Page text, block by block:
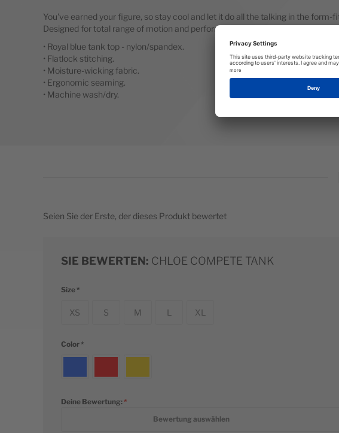
You've earned your figure, so stay cool and let it do all the talking in the
Designed for total range of motion and performance, the Nona is made with
• Royal blue tank top - nylon/spandex.
• Flatlock stitching.
• Moisture-wicking fabric.
• Ergonomic seaming.
• Machine wash/dry.
Seien Sie der Erste, der dieses Produkt bewertet
SIE BEWERTEN: CHLOE COMPETE TANK
Size
XS S M L XL
Color
Deine Bewertung:
Bewertung auswählen
5 stars